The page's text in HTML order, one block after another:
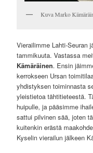
Kuva Marko
Vierailimme Lahti-Seuran
tammikuuta. Vastassa
Kämäräinen. Ensin
kerrokseen Ursan
yhdistyksen toiminnasta
yleistietoa tähtitieteestä.
huipulle, ja pääsimme
sattui pilvinen sää, joten
kuitenkin erästä
Kyselin vierailun jälkeen